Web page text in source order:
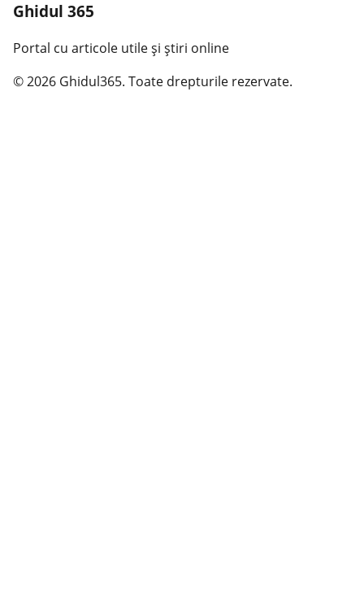
Ghidul 365
Portal cu articole utile și știri online
© 2026 Ghidul365. Toate drepturile rezervate.